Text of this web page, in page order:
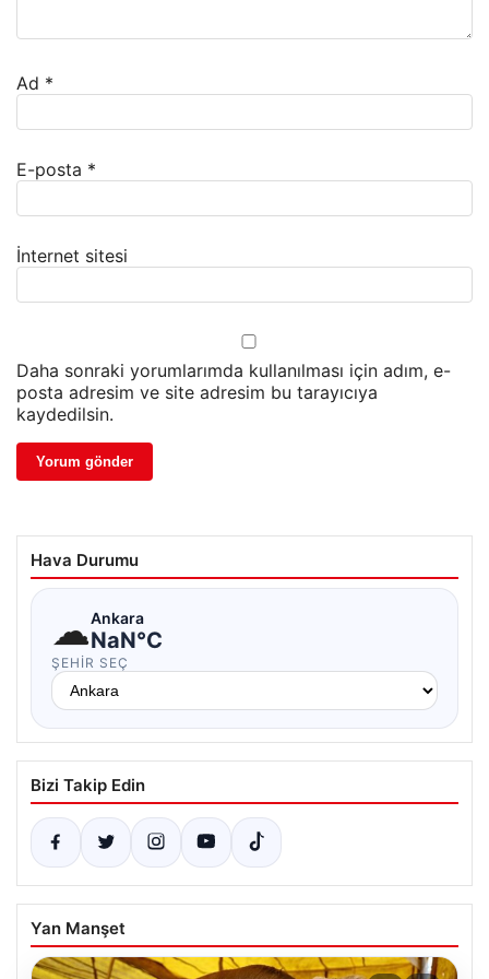
Ad *
E-posta *
İnternet sitesi
Daha sonraki yorumlarımda kullanılması için adım, e-
posta adresim ve site adresim bu tarayıcıya
kaydedilsin.
Hava Durumu
☁Ankara
NaN°C
ŞEHIR SEÇ
Bizi Takip Edin
Yan Manşet